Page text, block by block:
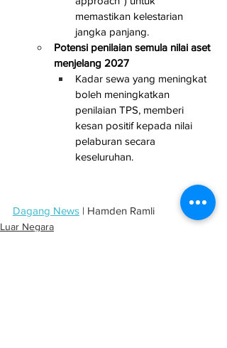
memastikan kelestarian
jangka panjang.
Potensi penilaian semula nilai aset
menjelang 2027
Kadar sewa yang meningkat
boleh meningkatkan
penilaian TPS, memberi
kesan positif kepada nilai
pelaburan secara
keseluruhan.
Dagang News | Hamden Ramli
Luar Negara